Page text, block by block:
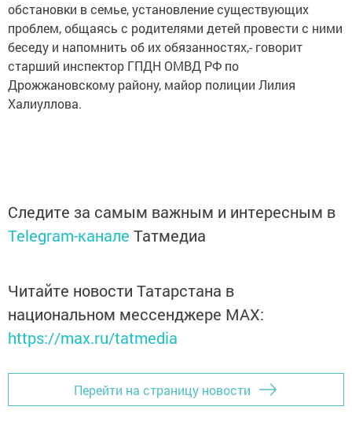
обстановки в семье, установление существующих
проблем, общаясь с родителями детей провести с ними
беседу и напомнить об их обязанностях,- говорит
старший инспектор ГПДН ОМВД РФ по
Дрожжановскому району, майор полиции Лилия
Халиуллова.
Следите за самым важным и интересным в
Telegram-канале Татмедиа
Читайте новости Татарстана в
национальном мессенджере MАХ:
https://max.ru/tatmedia
Перейти на страницу новости